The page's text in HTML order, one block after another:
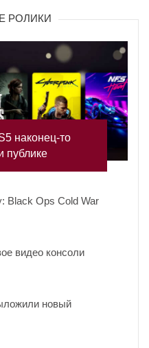
РОЛИКИ
наконец-то
публике
Black Ops Cold War
видео консоли
новый